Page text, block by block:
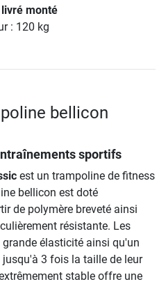
monté
: 120 kg
bellicon
sportifs
est un trampoline de fitness
bellicon est doté
de polymère breveté ainsi
résistante. Les
élasticité ainsi qu'un
3 fois la taille de leur
stable offre une